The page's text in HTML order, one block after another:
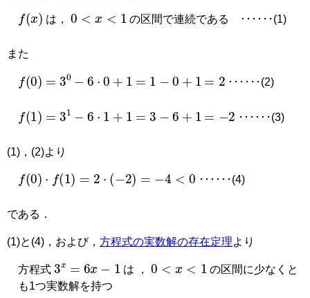
x は， の区間で連続である ･･････(1)
また
f0=3 −6 0+ 1 ･･････(2)
f1=3 −6 1+ 1 ･･････(3)
(1)，(2)より
0⋅f =2⋅− = 4 0 ･･････(4)
である．
(1)と(4)，および， 方程式の実数解の存在定理より
方程式 3x 6 は ，
の区間に少なくと
も1つ実数解を持つ